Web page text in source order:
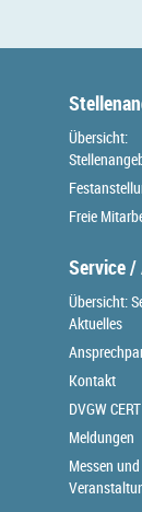
Übersicht:
Freie
Service
Übersicht:
Aktuelles
Kontakt
DVGW
Meldungen
Messen und